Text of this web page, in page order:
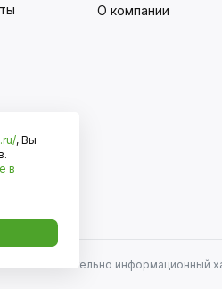
О компании
исключительно информационный
, Вы
в